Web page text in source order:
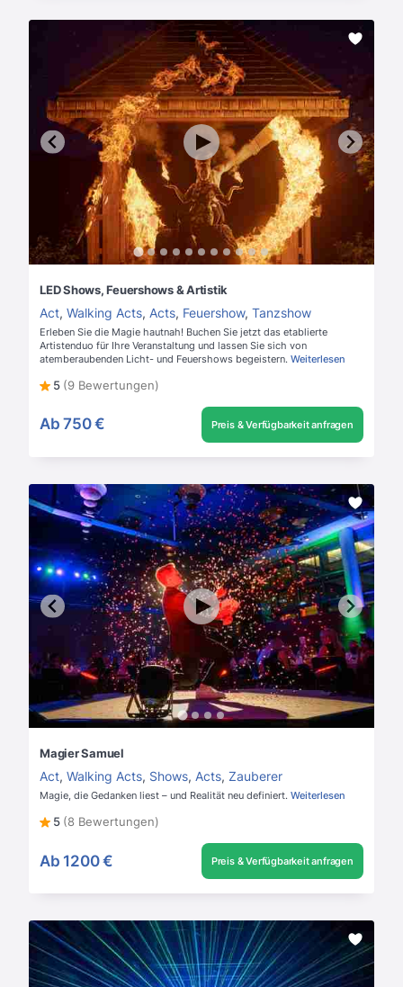
LED Shows, Feuershows & Artistik
Act, Walking Acts, Acts, Feuershow, Tanzshow
Erleben Sie die Magie hautnah! Buchen Sie jetzt das etablierte
Artistenduo für Ihre Veranstaltung und lassen Sie sich von
atemberaubenden Licht- und Feuershows begeistern. Weiterlesen
5 (9 Bewertungen)
Ab 750 € Preis & Verfügbarkeit anfragen
Magier Samuel
Act, Walking Acts, Shows, Acts, Zauberer
Magie, die Gedanken liest – und Realität neu definiert. Weiterlesen
5 (8 Bewertungen)
Ab 1200 € Preis & Verfügbarkeit anfragen